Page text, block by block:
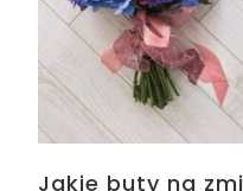
Jakie buty na